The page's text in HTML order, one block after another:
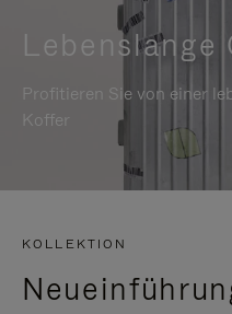
Lebenslange
Profitieren Sie von einer
Koffer
KOLLEKTION